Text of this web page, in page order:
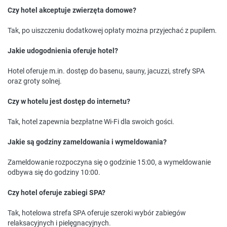
Czy hotel akceptuje zwierzęta domowe?
Tak, po uiszczeniu dodatkowej opłaty można przyjechać z pupilem.
Jakie udogodnienia oferuje hotel?
Hotel oferuje m.in. dostęp do basenu, sauny, jacuzzi, strefy SPA
oraz groty solnej.
Czy w hotelu jest dostęp do internetu?
Tak, hotel zapewnia bezpłatne Wi-Fi dla swoich gości.
Jakie są godziny zameldowania i wymeldowania?
Zameldowanie rozpoczyna się o godzinie 15:00, a wymeldowanie
odbywa się do godziny 10:00.
Czy hotel oferuje zabiegi SPA?
Tak, hotelowa strefa SPA oferuje szeroki wybór zabiegów
relaksacyjnych i pielęgnacyjnych.